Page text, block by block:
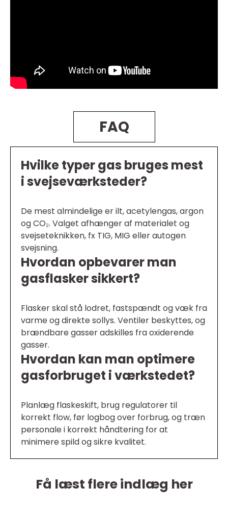
FAQ
Hvilke typer gas bruges mest
i svejseværksteder?
De mest almindelige er ilt, acetylengas, argon
og CO₂. Valget afhænger af materialet og
svejseteknikken, fx TIG, MIG eller autogen
svejsning.
Hvordan opbevarer man
gasflasker sikkert?
Flasker skal stå lodret, fastspændt og væk fra
varme og direkte sollys. Ventiler beskyttes, og
brændbare gasser adskilles fra oxiderende
gasser.
Hvordan kan man optimere
gasforbruget i værkstedet?
Planlæg flaskeskift, brug regulatorer til
korrekt flow, før logbog over forbrug, og træn
personale i korrekt håndtering for at
minimere spild og sikre kvalitet.
Få læst flere indlæg her